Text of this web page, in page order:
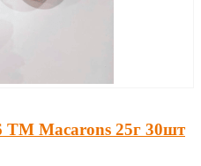
ТМ Macarons 25г 30шт